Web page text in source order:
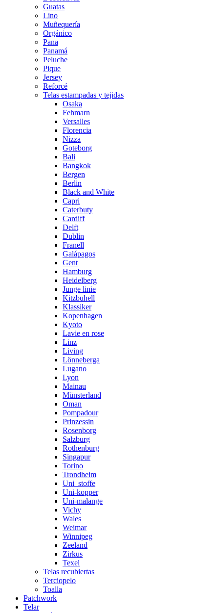
Guatas
Lino
Muñequería
Orgánico
Pana
Panamá
Peluche
Pique
Jersey
Reforcé
Telas estampadas y tejidas
Osaka
Fehmarn
Versalles
Florencia
Nizza
Goteborg
Bali
Bangkok
Bergen
Berlin
Black and White
Capri
Caterbuty
Cardiff
Delft
Dublin
Franell
Galápagos
Gent
Hamburg
Heidelberg
Junge linie
Kitzbuhell
Klassiker
Kopenhagen
Kyoto
Lavie en rose
Linz
Living
Lönneberga
Lugano
Lyon
Mainau
Münsterland
Oman
Pompadour
Prinzessin
Rosenborg
Salzburg
Rothenburg
Singapur
Torino
Trondheim
Uni_stoffe
Uni-kopper
Uni-malange
Vichy
Wales
Weimar
Winnipeg
Zeeland
Zirkus
Texel
Telas recubiertas
Terciopelo
Toalla
Patchwork
Telar